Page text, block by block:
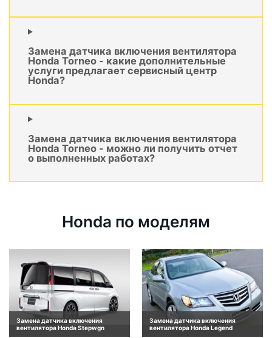
Замена датчика включения вентилятора
Honda Torneo - какие дополнительные
услуги предлагает сервисный центр
Honda?
Замена датчика включения вентилятора
Honda Torneo - можно ли получить отчет
о выполненных работах?
Honda по моделям
Замена датчика включения
вентилятора Honda Stepwgn
Замена датчика включения
вентилятора Honda Legend